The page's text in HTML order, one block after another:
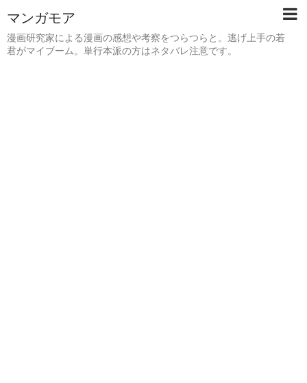
マンガモア
漫画研究家による漫画の感想や考察をつらつらと。逃げ上手の若
君がマイブーム。単行本派の方はネタバレ注意です。